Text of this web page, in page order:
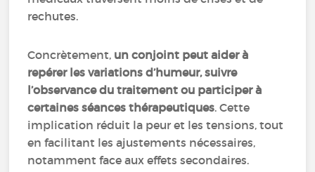
rechutes.
Concrètement, un conjoint peut aider à
repérer les variations d’humeur, suivre
l’observance du traitement ou participer à
certaines séances thérapeutiques. Cette
implication réduit la peur et les tensions, tout
en facilitant les ajustements nécessaires,
notamment face aux effets secondaires.